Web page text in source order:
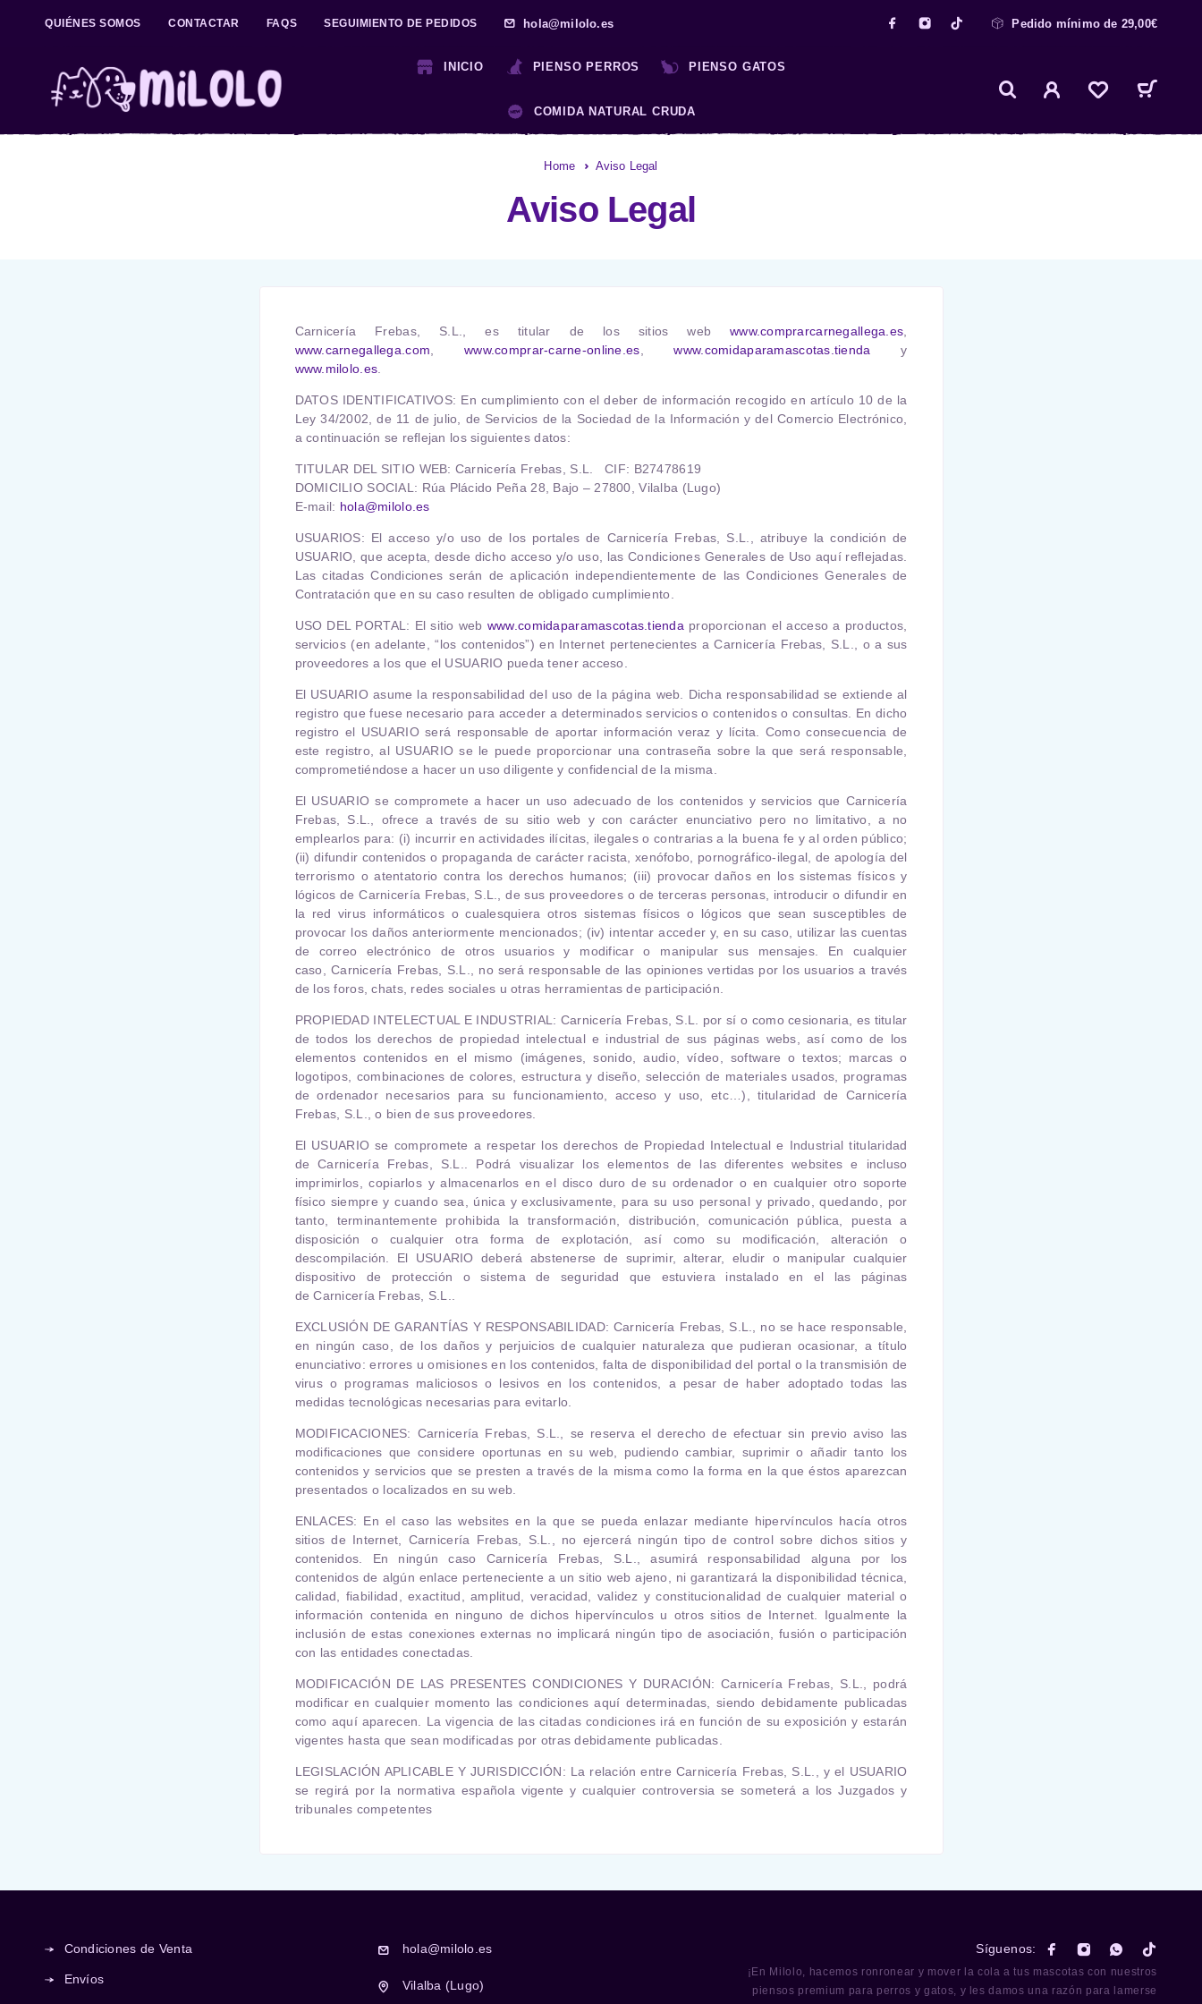
QUIÉNES SOMOS CONTACTAR FAQS SEGUIMIENTO DE PEDIDOS hola@milolo.es Pedido mínimo de 29,00€
INICIO PIENSO PERROS PIENSO GATOS
COMIDA NATURAL CRUDA
Home Aviso Legal
Aviso Legal
Carnicería Frebas, S.L.,es titular de los sitios web www.comprarcarnegallega.es
www.carnegallega.com ,www.comprar-carne-online.es ,www.comidaparamascotas.tienda
y
www.milolo.es
DATOS IDENTIFICATIVOS: En cumplimiento con el deber de información recogido en artículo 10 de la
Ley 34/2002, de 11 de julio, de Servicios de la Sociedad de la Información y del Comercio Electrónico,
a continuación se reflejan los siguientes datos:
TITULAR DEL SITIO WEB: Carnicería Frebas, S.L. CIF: B27478619
DOMICILIO SOCIAL: Rúa Plácido Peña 28, Bajo – 27800, Vilalba (Lugo)
E-mail: hola@milolo.es
USUARIOS: El acceso y/o uso de los portales de Carnicería Frebas, S.L.
, atribuye la condición de
USUARIO, que acepta, desde dicho acceso y/o uso, las Condiciones Generales de Uso aquí reflejadas.
Las citadas Condiciones serán de aplicación independientemente de las Condiciones Generales de
Contratación que en su caso resulten de obligado cumplimiento.
USO DEL PORTAL : El sitio web www.comidaparamascotas.tienda proporcionan el acceso a productos,
servicios (en adelante, “los contenidos”) en Internet pertenecientes aCarnicería Frebas, S.L.
, o a sus
proveedores a los que el USUARIO pueda tener acceso.
El USUARIO asume la responsabilidad del uso de la página web. Dicha responsabilidad se extiende al
registro que fuese necesario para acceder a determinados servicios o contenidos o consultas. En dicho
registro el USUARIO será responsable de aportar información veraz y lícita. Como consecuencia de
este registro, al USUARIO se le puede proporcionar una contraseña sobre la que será responsable,
comprometiéndose a hacer un uso diligente y confidencial de la misma.
El USUARIO se compromete a hacer un uso adecuado de los contenidos y servicios que Carnicería
Frebas, S.L.
, ofrece a través de su sitio web y con carácter enunciativo pero no limitativo, a no
emplearlos para: (i) incurrir en actividades ilícitas, ilegales o contrarias a la buena fe y al orden público;
(ii) difundir contenidos o propaganda de carácter racista, xenófobo, pornográfico-ilegal, de apología del
terrorismo o atentatorio contra los derechos humanos; (iii) provocar daños en los sistemas físicos y
lógicos deCarnicería Frebas, S.L.
, de sus proveedores o de terceras personas, introducir o difundir en
la red virus informáticos o cualesquiera otros sistemas físicos o lógicos que sean susceptibles de
provocar los daños anteriormente mencionados; (iv) intentar acceder y, en su caso, utilizar las cuentas
de correo electrónico de otros usuarios y modificar o manipular sus mensajes. En cualquier
caso, Carnicería Frebas, S.L.
, no será responsable de las opiniones vertidas por los usuarios a través
de los foros, chats, redes sociales u otras herramientas de participación.
PROPIEDAD INTELECTUAL E INDUSTRIAL : Carnicería Frebas, S.L.
por sí o como cesionaria, es titular
de todos los derechos de propiedad intelectual e industrial de sus páginas webs, así como de los
elementos contenidos en el mismo (imágenes, sonido, audio, vídeo, software o textos; marcas o
logotipos, combinaciones de colores, estructura y diseño, selección de materiales usados, programas
de ordenador necesarios para su funcionamiento, acceso y uso, etc…), titularidad de Carnicería
Frebas, S.L.
, o bien de sus proveedores.
El USUARIO se compromete a respetar los derechos de Propiedad Intelectual e Industrial titularidad
deCarnicería Frebas, S.L.
. Podrá visualizar los elementos de las diferentes websites e incluso
imprimirlos, copiarlos y almacenarlos en el disco duro de su ordenador o en cualquier otro soporte
físico siempre y cuando sea, única y exclusivamente, para su uso personal y privado, quedando, por
tanto, terminantemente prohibida la transformación, distribución, comunicación pública, puesta a
disposición o cualquier otra forma de explotación, así como su modificación, alteración o
descompilación. El USUARIO deberá abstenerse de suprimir, alterar, eludir o manipular cualquier
dispositivo de protección o sistema de seguridad que estuviera instalado en el las páginas
deCarnicería Frebas, S.L.
EXCLUSIÓN DE GARANTÍAS Y RESPONSABILIDAD: Carnicería Frebas, S.L.
, no se hace responsable,
en ningún caso, de los daños y perjuicios de cualquier naturaleza que pudieran ocasionar, a título
enunciativo: errores u omisiones en los contenidos, falta de disponibilidad del portal o la transmisión de
virus o programas maliciosos o lesivos en los contenidos, a pesar de haber adoptado todas las
medidas tecnológicas necesarias para evitarlo.
MODIFICACIONES: Carnicería Frebas, S.L.
, se reserva el derecho de efectuar sin previo aviso las
modificaciones que considere oportunas en su web, pudiendo cambiar, suprimir o añadir tanto los
contenidos y servicios que se presten a través de la misma como la forma en la que éstos aparezcan
presentados o localizados en su web.
ENLACES: En el caso las websites en la que se pueda enlazar mediante hipervínculos hacía otros
sitios de Internet, Carnicería Frebas, S.L.
, no ejercerá ningún tipo de control sobre dichos sitios y
contenidos. En ningún caso Carnicería Frebas, S.L.
, asumirá responsabilidad alguna por los
contenidos de algún enlace perteneciente a un sitio web ajeno, ni garantizará la disponibilidad técnica,
calidad, fiabilidad, exactitud, amplitud, veracidad, validez y constitucionalidad de cualquier material o
información contenida en ninguno de dichos hipervínculos u otros sitios de Internet. Igualmente la
inclusión de estas conexiones externas no implicará ningún tipo de asociación, fusión o participación
con las entidades conectadas.
MODIFICACIÓN DE LAS PRESENTES CONDICIONES Y DURACIÓN:Carnicería Frebas, S.L.
, podrá
modificar en cualquier momento las condiciones aquí determinadas, siendo debidamente publicadas
como aquí aparecen. La vigencia de las citadas condiciones irá en función de su exposición y estarán
vigentes hasta que sean modificadas por otras debidamente publicadas.
LEGISLACIÓN APLICABLE Y JURISDICCIÓN: La relación entre Carnicería Frebas, S.L.
, y el USUARIO
se regirá por la normativa española vigente y cualquier controversia se someterá a los Juzgados y
tribunales competentes
Condiciones de Venta
Envíos
hola@milolo.es
Vilalba (Lugo)
Síguenos:
¡En Milolo, hacemos ronronear y mover la cola a tus mascotas con nuestros
piensos premium para perros y gatos, y les damos una razón para lamerse